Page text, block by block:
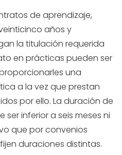
de aprendizaje,
años y
la titulación requerida
en prácticas pueden ser
una
a la vez que prestan
por ello. La duración de
inferior a seis meses ni
que por convenios
duraciones distintas.